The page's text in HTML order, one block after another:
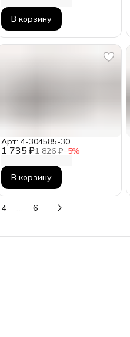
В корзину
1 735 ₽1 826 ₽−5%
Арт: 4-304585-30
В корзину
4 … 6